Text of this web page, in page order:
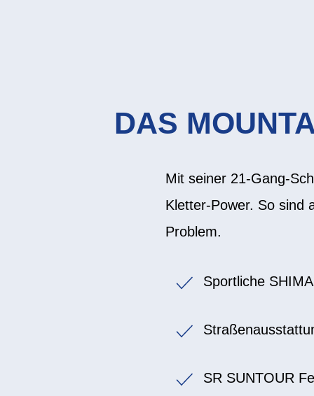
DAS
Mit seiner 21-Gang-
Kletter-Power. So sind
Problem.
Sportliche
SR SUNTOUR